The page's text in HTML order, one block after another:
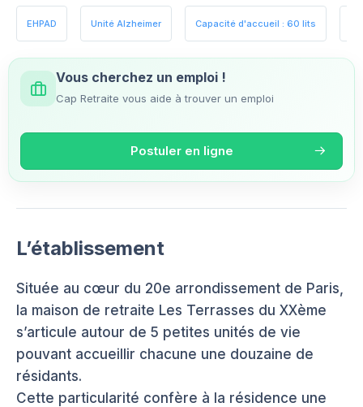
EHPAD Unité Alzheimer Capacité d'accueil : 60 lits
Vous cherchez un emploi !
Cap Retraite vous aide à trouver un emploi
Postuler en ligne
L’établissement
Située au cœur du 20e arrondissement de Paris,
la maison de retraite Les Terrasses du XXème
s’articule autour de 5 petites unités de vie
pouvant accueillir chacune une douzaine de
résidants.
Cette particularité confère à la résidence une